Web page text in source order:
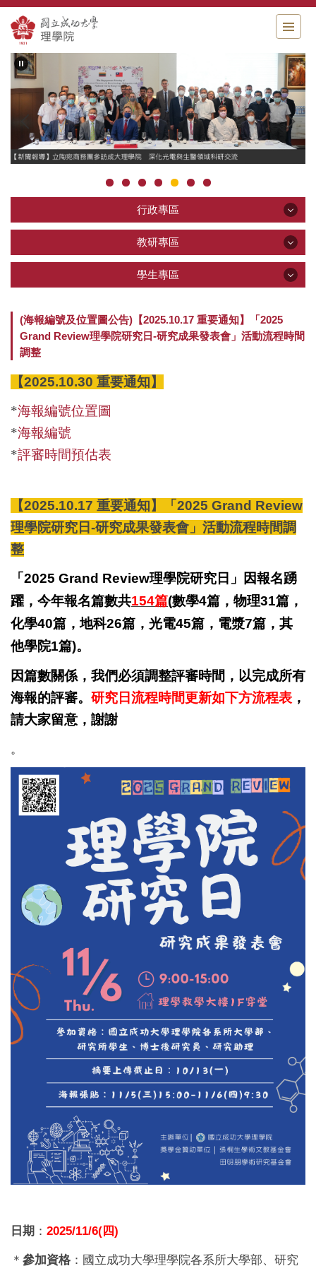
跳
到
主
要
內
行政專區
關於理學院
組織成員
系所介紹
院級中心
表單與規章
理學院共儀平台
教研專區
教學研究
研究團隊
榮譽獎項
新聞報導
影音專區
學生專區
系所招生
國際化
特色課程
活動花絮
(海報編號及位置圖公告)【2025.10.17 重要通知】「2025
Grand Review理學院研究日-研究成果發表會」活動流程時間
調整
【2025.10.30 重要通知】
*海報編號位置圖
*海報編號
*評審時間預估表
【2025.10.17 重要通知】「2025 Grand Review
理學院研究日-研究成果發表會」活動流程時間調
整
「2025 Grand Review理學院研究日」因報名踴
躍，今年報名篇數共154篇(數學4篇，物理31篇，
化學40篇，地科26篇，光電45篇，電漿7篇，其
他學院1篇)。
因篇數關係，我們必須調整評審時間，以完成所有
海報的評審。 研究日流程時間更新如下方流程表 ，
請大家留意，謝謝
。
日期 ： 2025/11/6(四)
＊ 參加資格 ： 國立成功大學理學院各系所大學部、研究